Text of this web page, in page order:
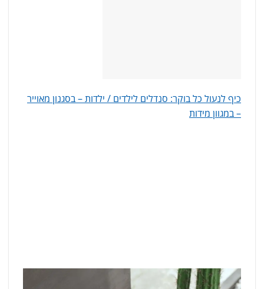
כיף לנעול כל בוקר: סנדלים לילדים / ילדות – בסגנון מאוייר
– במגוון מידות